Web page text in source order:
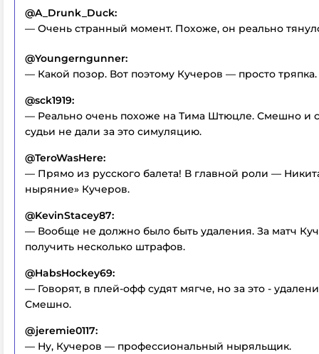
@A_Drunk_Duck:
— Очень странный момент. Похоже, он реально
@Youngerngunner:
— Какой позор. Вот поэтому Кучеров — просто тряпка.
@sck1919:
— Реально очень похоже на Тима Штюцле. Смешно и
судьи не дали за это симуляцию.
@TeroWasHere:
— Прямо из русского балета! В главной роли —
ныряние» Кучеров.
@KevinStacey87:
— Вообще не должно было быть удаления. За матч
получить несколько штрафов.
@HabsHockey69:
— Говорят, в плей-офф судят мягче, но за это -
Смешно.
@jeremie0117:
— Ну, Кучеров — профессиональный ныряльщик.